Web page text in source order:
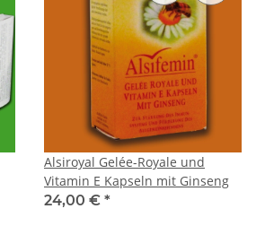
Alsiroyal Gelée-Royale und
Vitamin E Kapseln mit Ginseng
24,00 € *